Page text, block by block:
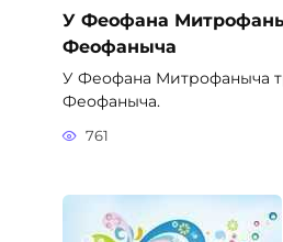
У Феофана
Феофаныча
У Феофана Митрофаныча
Феофаныча.
761